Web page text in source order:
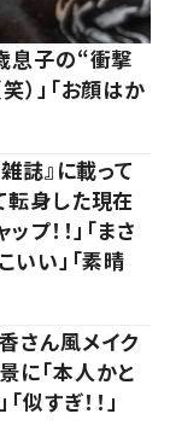
息子の“衝撃
」「お顔はか
誌』に載って
転身した現在
！！」「まさ
いい」「素晴
さん風メイク
「本人かと
似すぎ！！」